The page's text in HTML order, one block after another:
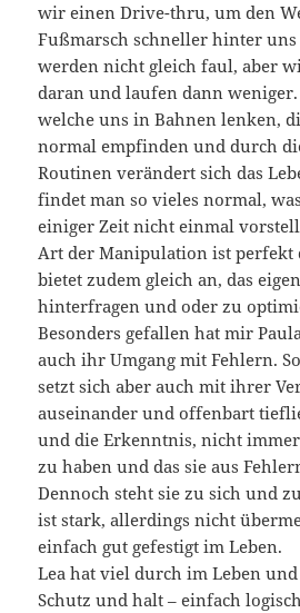
wir einen Drive-thru, um den
Fußmarsch schneller hinter
werden nicht gleich faul, aber
daran und laufen dann
welche uns in Bahnen lenken,
normal empfinden und durch
Routinen verändert sich das
findet man so vieles normal,
einiger Zeit nicht einmal
Art der Manipulation ist perfekt
bietet zudem gleich an, das
hinterfragen und oder zu
Besonders gefallen hat mir
auch ihr Umgang mit Fehlern.
setzt sich aber auch mit ihrer
auseinander und offenbart
und die Erkenntnis, nicht
zu haben und das sie aus
Dennoch steht sie zu sich und
ist stark, allerdings nicht
einfach gut gefestigt im Leben.
Lea hat viel durch im Leben
Schutz und halt – einfach